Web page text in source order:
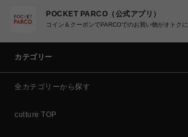
POCKET PARCO（公式アプリ）
コイン＆クーポンでPARCOでのお買い物がオトクに
カテゴリー
全カテゴリーから探す
culture TOP